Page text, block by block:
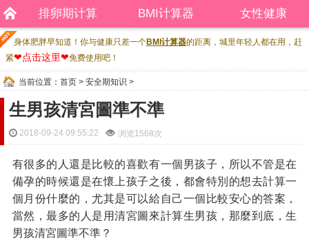
排卵期计算 BMI计算器 女性健康
身体肥胖早知道！你与健康只差一个BMI计算器的距离，城里年轻人都在用，赶
紧❤点击这里❤免费使用吧！
当前位置： 首页 > 安全期知识 >
生男孩清宮圖準不準
2018-09-24 09:55:22 浏览1568次
有很多的人還是比較的喜歡有一個男孩子，所以不管是在
備孕的時候還是在懷上孩子之後，都會特別的想去計算一
個月份什麼的，尤其是可以給自己一個比較安心的答案，
當然，最多的人是用清宮圖來計算生男孩，那麼到底，生
男孩清宮圖準不準？